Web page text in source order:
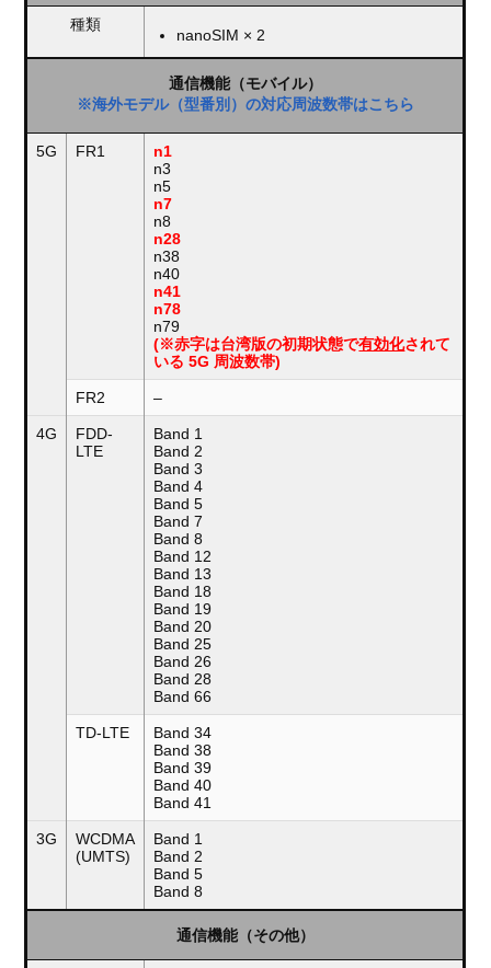
種類
nanoSIM × 2
通信機能（モバイル）
※海外モデル（型番別）の対応周波数帯はこちら
5G FR1
n1
n3
n5
n7
n8
n28
n38
n40
n41
n78
n79
(※赤字は台湾版の初期状態で有効化されて
いる 5G 周波数帯)
FR2 –
4G
FDD-
LTE
Band 1
Band 2
Band 3
Band 4
Band 5
Band 7
Band 8
Band 12
Band 13
Band 18
Band 19
Band 20
Band 25
Band 26
Band 28
Band 66
TD-LTE
Band 34
Band 38
Band 39
Band 40
Band 41
3G
WCDMA
(UMTS)
Band 1
Band 2
Band 5
Band 8
通信機能（その他）